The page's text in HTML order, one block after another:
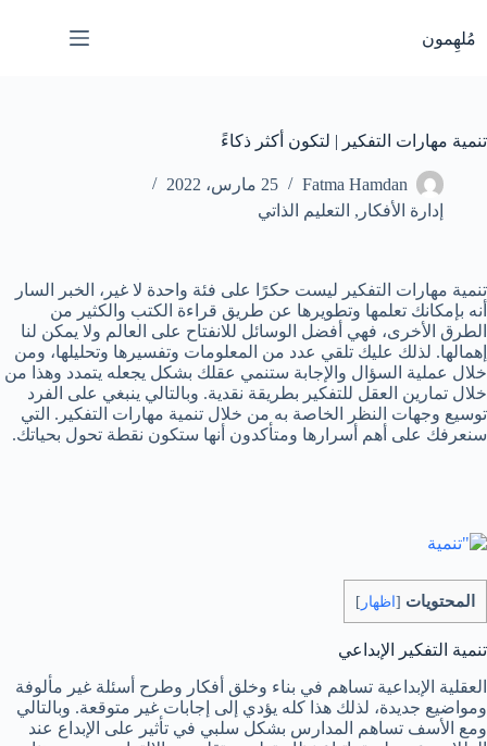
إلى
المحتوى
مُلهِمون
تنمية مهارات التفكير | لتكون أكثر ذكاءً
Fatma Hamdan
25 مارس، 2022
إدارة الأفكار , التعليم الذاتي
تنمية مهارات التفكير ليست حكرًا على فئة واحدة لا غير، الخبر السار
أنه بإمكانك تعلمها وتطويرها عن طريق قراءة الكتب والكثير من
الطرق الأخرى، فهي أفضل الوسائل للانفتاح على العالم ولا يمكن لنا
إهمالها. لذلك عليك تلقي عدد من المعلومات وتفسيرها وتحليلها، ومن
خلال عملية السؤال والإجابة ستنمي عقلك بشكل يجعله يتمدد وهذا من
خلال تمارين العقل للتفكير بطريقة نقدية. وبالتالي ينبغي على الفرد
توسيع وجهات النظر الخاصة به من خلال تنمية مهارات التفكير. التي
سنعرفك على أهم أسرارها ومتأكدون أنها ستكون نقطة تحول بحياتك.
المحتويات [ اظهار ]
تنمية التفكير الإبداعي
العقلية الإبداعية تساهم في بناء وخلق أفكار وطرح أسئلة غير مألوفة
ومواضيع جديدة، لذلك هذا كله يؤدي إلى إجابات غير متوقعة. وبالتالي
ومع الأسف تساهم المدارس بشكل سلبي في تأثير على الإبداع عند